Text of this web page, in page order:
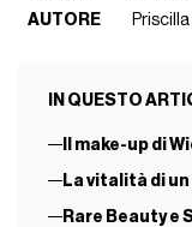
AUTORE
IN QUESTO
Il make-up di
La vitalità di
Rare Beauty e